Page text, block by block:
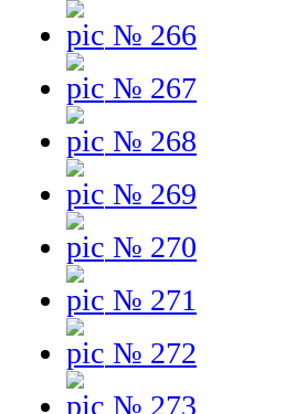
№ 266
№ 267
№ 268
№ 269
№ 270
№ 271
№ 272
№ 273